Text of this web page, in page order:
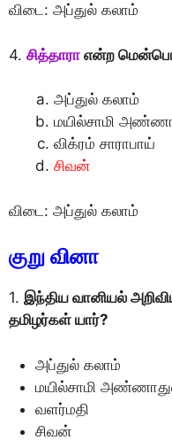
விடை: அப்துல் கலாம்
4. சித்தாரா என்ற
அப்துல் கலாம்
மயில்சாமி
விக்ரம் சாராபாய்
சிவன்
விடை: அப்துல் கலாம்
குறு வினா
1. இந்திய வானியல்
தமிழர்கள் யார்?
அப்துல் கலாம்
மயில்சாமி
வளர்மதி
சிவன்